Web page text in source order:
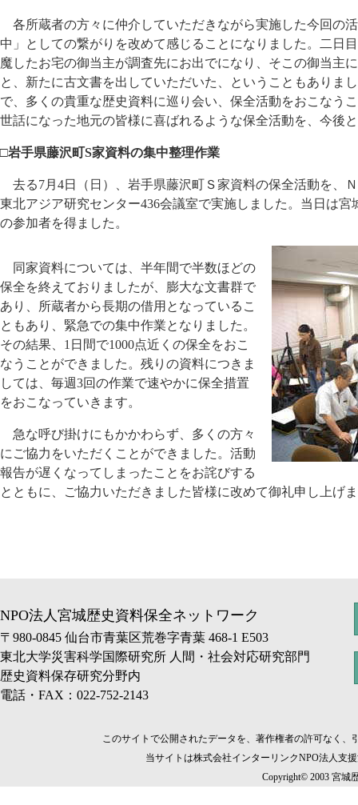
各所蔵者の方々に仲介していただきながら実施した今回の
中」としての繋がりを改めて感じることになりました。二日
魔したお宅の御当主が調査先にお出でになり、そこの御当主
と、新たに古文書を出していただいた、ということもありま
で、多くの貴重な歴史資料に巡り会い、保全活動をおこなう
世話になった地元の皆様に喜ばれるような保全活動を、今後
□岩手県藤沢町S家資料の集中整理作業
去る7月4日（日）、岩手県藤沢町Ｓ家資料の保全活動を、
東北アジア研究センター436会議室で実施しました。当日は
の参加者を得ました。
同家資料については、半年間で半数ほどの
保全を終えておりましたが、膨大な文書群で
あり、所蔵者から長期の借用となっているこ
ともあり、緊急での集中作業となりました。
その結果、1日間で1000点近くの保全をおこ
なうことができました。残りの資料につきま
しては、毎週3回の作業で速やかに保全措置
をおこなっていきます。
急な呼び掛けにもかかわらず、多くの方々
にご協力をいただくことができました。活動
報告が遅くなってしまったことをお詫びする
とともに、ご協力いただきました皆様に改めて御礼申し上げ
NPO法人宮城歴史資料保全ネットワーク
〒980-0845 仙台市青葉区荒巻字青葉 468-1 E503
東北大学災害科学国際研究所 人間・社会対応研究部門
歴史資料保存研究分野内
電話・FAX：022-752-2143
このサイトで公開されたデータを、著作権者の許可なく
当サイトは株式会社インターリンクNPO法人支
Copyright© 2003 宮城